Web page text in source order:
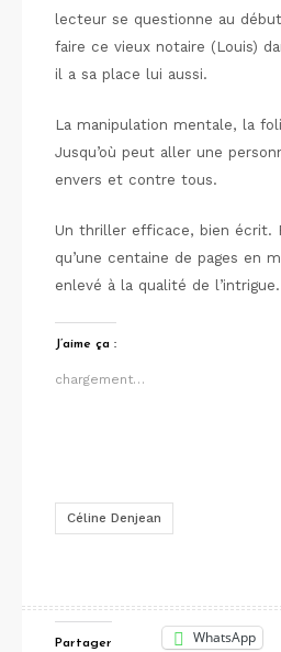
lecteur se questionne au
faire ce vieux notaire (Louis)
il a sa place lui aussi.
La manipulation mentale, la
Jusqu’où peut aller une
envers et contre tous.
Un thriller efficace, bien écrit.
qu’une centaine de pages en
enlevé à la qualité de l’intrigue.
J’aime ça :
chargement…
Céline Denjean
Partager WhatsApp